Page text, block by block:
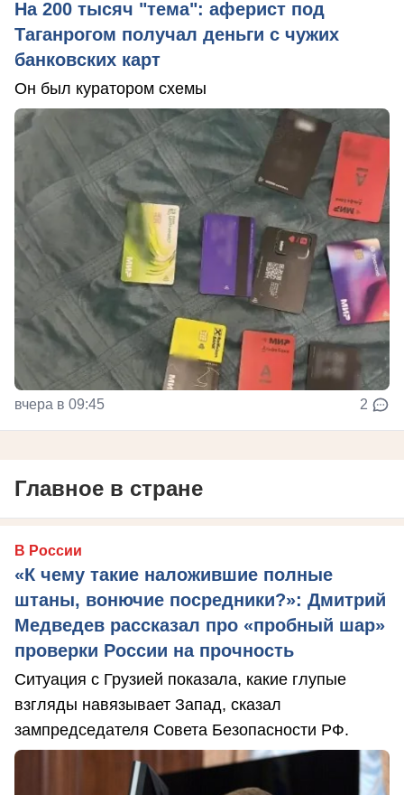
На 200 тысяч "тема": аферист под
Таганрогом получал деньги с чужих
банковских карт
Он был куратором схемы
вчера в 09:45 2
Главное в стране
В России
«К чему такие наложившие полные
штаны, вонючие посредники?»: Дмитрий
Медведев рассказал про «пробный шар»
проверки России на прочность
Ситуация с Грузией показала, какие глупые
взгляды навязывает Запад, сказал
зампредседателя Совета Безопасности РФ.